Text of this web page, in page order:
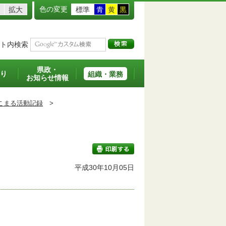
拡大 色の変更 標準 青 黄 黒
内検索
県政・
お知らせ情報
組織・業務
まる活動記録 >
印刷する
平成30年10月05日